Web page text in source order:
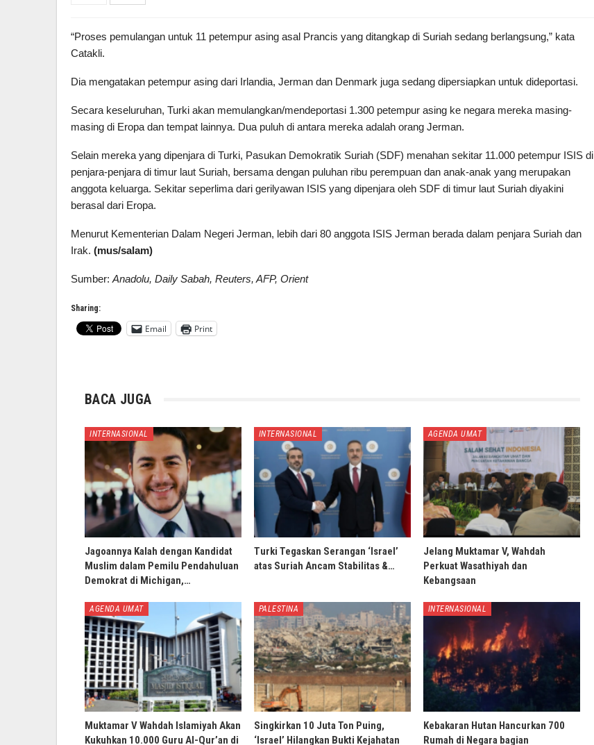
“Proses pemulangan untuk 11 petempur asing asal Prancis yang ditangkap di Suriah sedang berlangsung,” kata
Catakli.
Dia mengatakan petempur asing dari Irlandia, Jerman dan Denmark juga sedang dipersiapkan untuk dideportasi.
Secara keseluruhan, Turki akan memulangkan/mendeportasi 1.300 petempur asing ke negara mereka masing-
masing di Eropa dan tempat lainnya. Dua puluh di antara mereka adalah orang Jerman.
Selain mereka yang dipenjara di Turki, Pasukan Demokratik Suriah (SDF) menahan sekitar 11.000 petempur ISIS di
penjara-penjara di timur laut Suriah, bersama dengan puluhan ribu perempuan dan anak-anak yang merupakan
anggota keluarga. Sekitar seperlima dari gerilyawan ISIS yang dipenjara oleh SDF di timur laut Suriah diyakini
berasal dari Eropa.
Menurut Kementerian Dalam Negeri Jerman, lebih dari 80 anggota ISIS Jerman berada dalam penjara Suriah dan
Irak. (mus/salam)
Sumber:Anadolu, Daily Sabah, Reuters, AFP, Orient
Sharing:
Email Print
BACA JUGA
INTERNASIONAL
Jagoannya Kalah dengan Kandidat
Muslim dalam Pemilu Pendahuluan
Demokrat di Michigan,…
INTERNASIONAL
Turki Tegaskan Serangan ‘Israel’
atas Suriah Ancam Stabilitas &…
AGENDA UMAT
Jelang Muktamar V, Wahdah
Perkuat Wasathiyah dan
Kebangsaan
AGENDA UMAT
Muktamar V Wahdah Islamiyah Akan
Kukuhkan 10.000 Guru Al-Qur’an di
PALESTINA
Singkirkan 10 Juta Ton Puing,
‘Israel’ Hilangkan Bukti Kejahatan
INTERNASIONAL
Kebakaran Hutan Hancurkan 700
Rumah di Negara bagian